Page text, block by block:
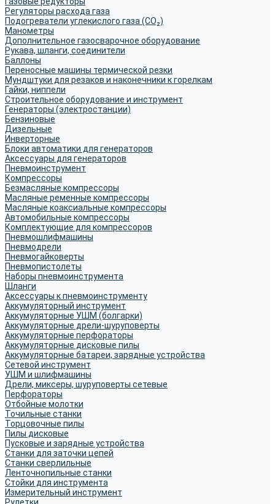
Регуляторы расхода газа
Подогреватели углекислого газа (CO₂)
Манометры
Дополнительное газосварочное оборудование
Рукава, шланги, соединители
Баллоны
Переносные машины термической резки
Мундштуки для резаков и наконечники к горелкам
Гайки, ниппели
Строительное оборудование и инструмент
Генераторы (электростанции)
Бензиновые
Дизельные
Инверторные
Блоки автоматики для генераторов
Аксессуары для генераторов
Пневмоинструмент
Компрессоры
Безмасляные компрессоры
Масляные ременные компрессоры
Масляные коаксиальные компрессоры
Автомобильные компрессоры
Комплектующие для компрессоров
Пневмошлифмашины
Пневмодрели
Пневмогайковерты
Пневмопистолеты
Наборы пневмоинструмента
Шланги
Аксессуары к пневмоинструменту
Аккумуляторный инструмент
Аккумуляторные УШМ (болгарки)
Аккумуляторные дрели-шуруповерты
Аккумуляторные перфораторы
Аккумуляторные дисковые пилы
Аккумуляторные батареи, зарядные устройства
Сетевой инструмент
УШМ и шлифмашины
Дрели, миксеры, шуруповерты сетевые
Перфораторы
Отбойные молотки
Точильные станки
Торцовочные пилы
Пилы дисковые
Пусковые и зарядные устройства
Станки для заточки цепей
Станки сверлильные
Ленточнопильные станки
Стойки для инструмента
Измерительный инструмент